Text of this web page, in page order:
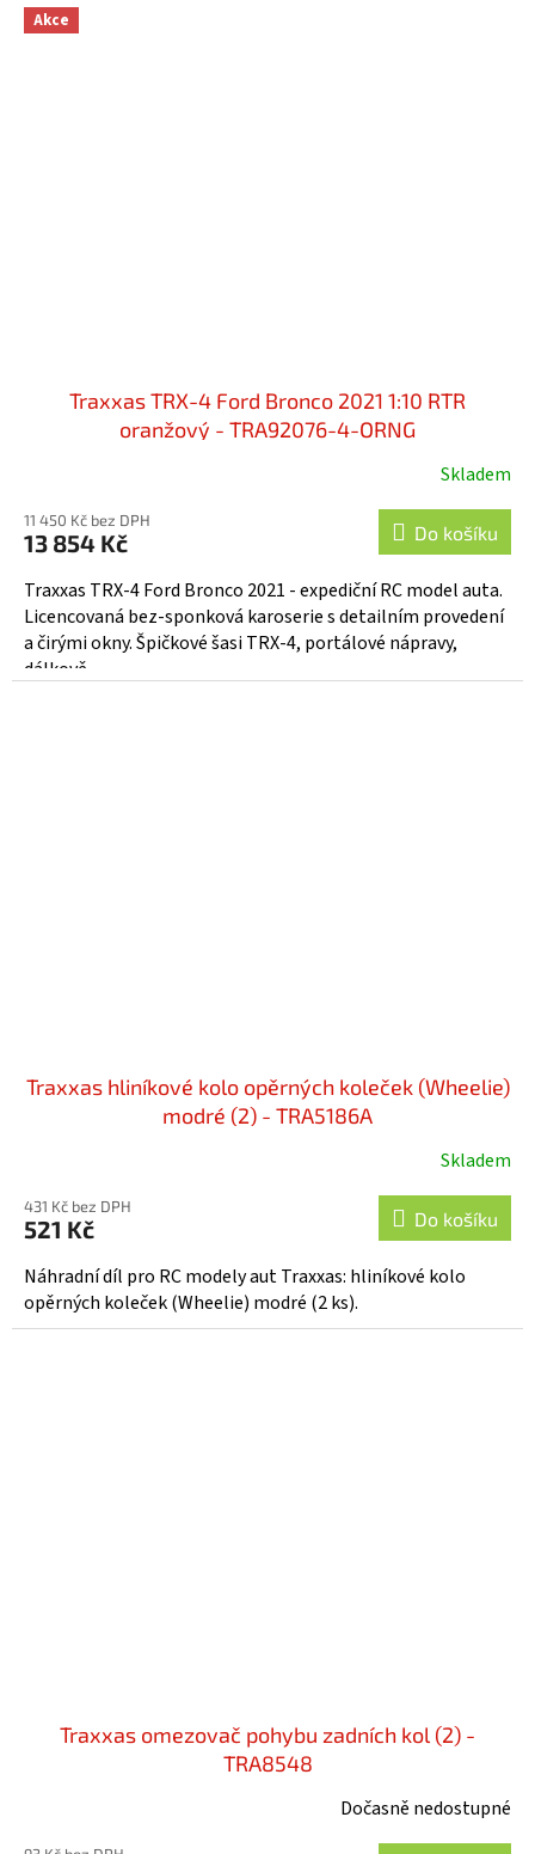
Akce
Traxxas TRX-4 Ford Bronco 2021 1:10 RTR
oranžový - TRA92076-4-ORNG
produktu
je
3,8
z
5
hvězdiček.
Skladem
11 450 Kč bez DPH
13 854 Kč Do košíku
Traxxas TRX-4 Ford Bronco 2021 - expediční RC model auta.
Licencovaná bez-sponková karoserie s detailním provedení
a čirými okny. Špičkové šasi TRX-4, portálové nápravy,
dálkově...
Traxxas hliníkové kolo opěrných koleček (Wheelie)
modré (2) - TRA5186A
Skladem
431 Kč bez DPH
521 Kč Do košíku
Náhradní díl pro RC modely aut Traxxas: hliníkové kolo
opěrných koleček (Wheelie) modré (2 ks).
Traxxas omezovač pohybu zadních kol (2) -
TRA8548
Dočasně nedostupné